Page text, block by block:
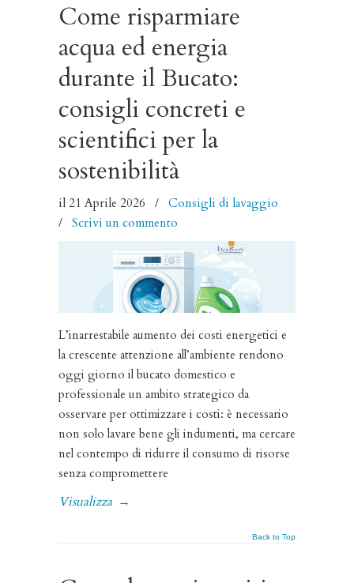
Come risparmiare
acqua ed energia
durante il Bucato:
consigli concreti e
scientifici per la
sostenibilità
il 21 Aprile 2026 / Consigli di lavaggio
/ Scrivi un commento
L’inarrestabile aumento dei costi energetici e
la crescente attenzione all’ambiente rendono
oggi giorno il bucato domestico e
professionale un ambito strategico da
osservare per ottimizzare i costi: è necessario
non solo lavare bene gli indumenti, ma cercare
nel contempo di ridurre il consumo di risorse
senza compromettere
Visualizza →
Back to Top